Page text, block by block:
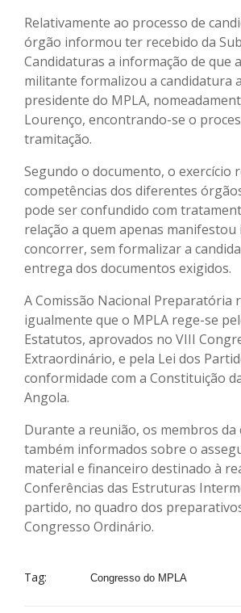
Relativamente ao processo de
órgão informou ter recebido da
Candidaturas a informação de que
militante formalizou a candidatura
presidente do MPLA,
Lourenço, encontrando-se o
tramitação.
Segundo o documento, o exercício
competências dos diferentes
pode ser confundido com
relação a quem apenas manifestou
concorrer, sem formalizar a
entrega dos documentos exigidos.
A Comissão Nacional Preparatória
igualmente que o MPLA rege-se
Estatutos, aprovados no VIII
Extraordinário, e pela Lei dos
conformidade com a Constituição
Angola.
Durante a reunião, os membros da
também informados sobre o
material e financeiro destinado à
Conferências das Estruturas
partido, no quadro dos
Congresso Ordinário.
Tag: Congresso do MPLA